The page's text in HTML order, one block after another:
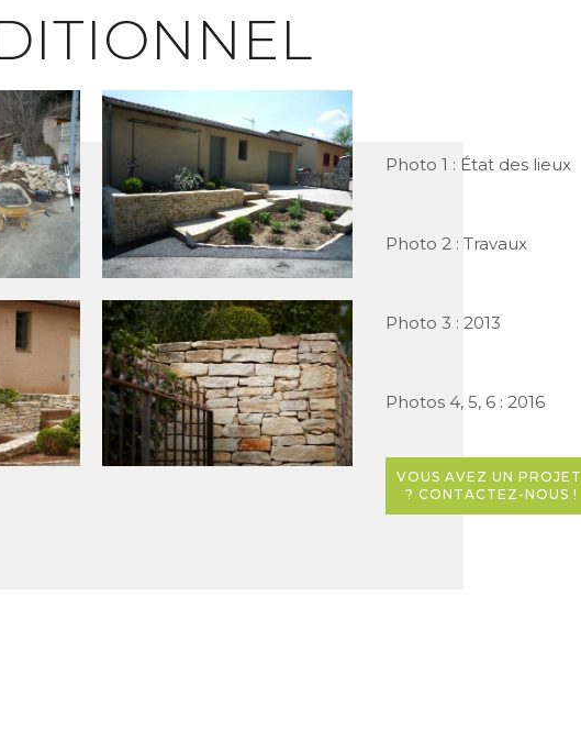
Photo 1 : État des lieux
Photo 2 : Travaux
Photo 3 : 2013
Photos 4, 5, 6 : 2016
VOUS AVEZ UN PROJET
? CONTACTEZ-NOUS !